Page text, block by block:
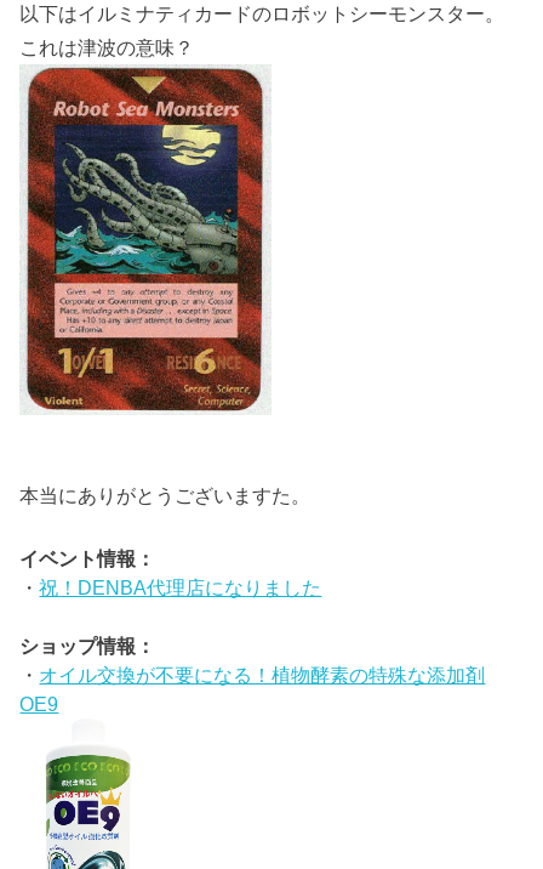
以下はイルミナティカードのロボットシーモンスター。
これは津波の意味？
本当にありがとうございますた。
イベント情報：
・祝！DENBA代理店になりました
ショップ情報：
・ オイル交換が不要になる！植物酵素の特殊な添加剤
OE9